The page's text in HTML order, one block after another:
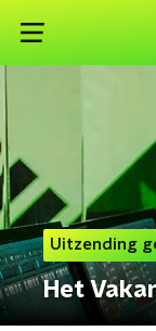
Uitzending
Het